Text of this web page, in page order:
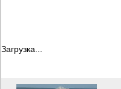
Загрузка...